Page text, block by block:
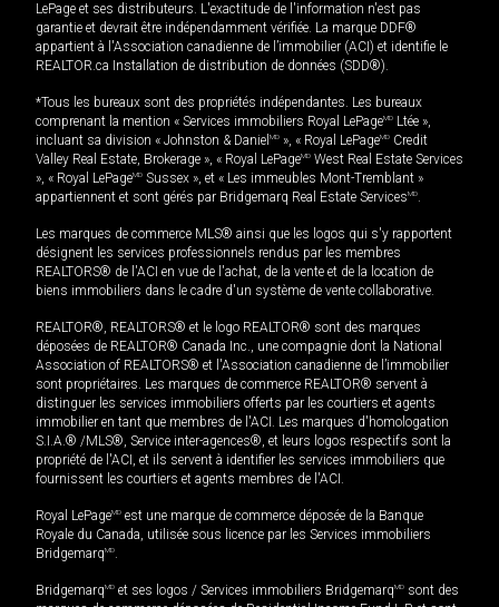
LePage et ses distributeurs. L'exactitude de l'information n'est pas
garantie et devrait être indépendamment vérifiée. La marque DDF®
appartient à l'Association canadienne de l’immobilier (ACI) et identifie le
REALTOR.ca Installation de distribution de données (SDD®).
*Tous les bureaux sont des propriétés indépendantes. Les bureaux
comprenant la mention « Services immobiliers Royal LePageMD Ltée »,
incluant sa division « Johnston & Daniel MD », « Royal LePageMD Credit
Valley Real Estate, Brokerage », « Royal LePageMD West Real Estate Services
», « Royal LePageMD Sussex », et « Les immeubles Mont-Tremblant »
appartiennent et sont gérés par Bridgemarq Real Estate ServicesMD.
Les marques de commerce MLS® ainsi que les logos qui s'y rapportent
désignent les services professionnels rendus par les membres
REALTORS® de l'ACI en vue de l'achat, de la vente et de la location de
biens immobiliers dans le cadre d'un système de vente collaborative.
REALTOR®, REALTORS® et le logo REALTOR® sont des marques
déposées de REALTOR® Canada Inc., une compagnie dont la National
Association of REALTORS® et l'Association canadienne de l’immobilier
sont propriétaires. Les marques de commerce REALTOR® servent à
distinguer les services immobiliers offerts par les courtiers et agents
immobilier en tant que membres de l'ACI. Les marques d'homologation
S.I.A.® /MLS®, Service inter-agences®, et leurs logos respectifs sont la
propriété de l'ACI, et ils servent à identifier les services immobiliers que
fournissent les courtiers et agents membres de l'ACI.
Royal LePageMD est une marque de commerce déposée de la Banque
Royale du Canada, utilisée sous licence par les Services immobiliers
BridgemarqMD.
BridgemarqMD et ses logos / Services immobiliers BridgemarqMD sont des